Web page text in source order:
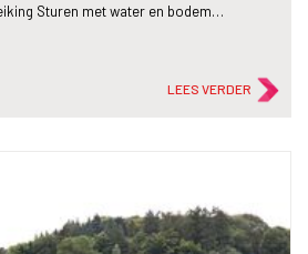
Sturen met water en bodem…
LEES VERDER